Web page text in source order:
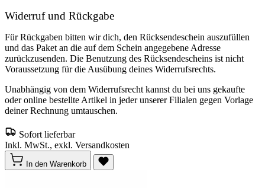
Widerruf und Rückgabe
Für Rückgaben bitten wir dich, den Rücksendeschein auszufüllen
und das Paket an die auf dem Schein angegebene Adresse
zurückzusenden. Die Benutzung des Rücksendescheins ist nicht
Voraussetzung für die Ausübung deines Widerrufsrechts.
Unabhängig von dem Widerrufsrecht kannst du bei uns gekaufte
oder online bestellte Artikel in jeder unserer Filialen gegen Vorlage
deiner Rechnung umtauschen.
Sofort lieferbar
Inkl. MwSt., exkl. Versandkosten
In den Warenkorb